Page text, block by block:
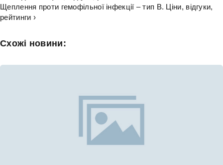
Щеплення проти гемофільної інфекції – тип В. Ціни, відгуки,
рейтинги ›
Схожі новини: